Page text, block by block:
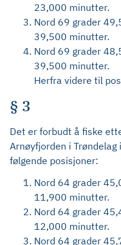
23,000 minutter.
Nord 69 grader
39,500 minutter.
Nord 69 grader
39,500 minutter.
Herfra videre til
§ 3
Det er forbudt å fiske
Arnøyfjorden i
følgende posisjoner:
Nord 64 grader
11,900 minutter.
Nord 64 grader
12,000 minutter.
Nord 64 grader